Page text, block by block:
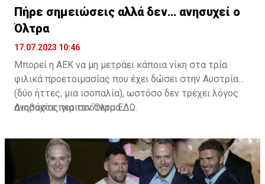
Πήρε σημειώσεις αλλά δεν… ανησυχεί ο
Όλτρα
17.07.2023 10:46
Μπορεί η ΑΕΚ να μη μετράει κάποια νίκη στα τρία
φιλικά προετοιμασίας που έχει δώσει στην Αυστρία
(δύο ήττες, μια ισοπαλία), ωστόσο δεν τρέχει λόγος
ανησυχίας για τον Όλτρα.
Διαβάστε περισσότεραΕΔΩ.